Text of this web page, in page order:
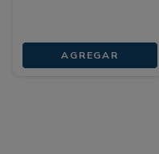
AGREGAR